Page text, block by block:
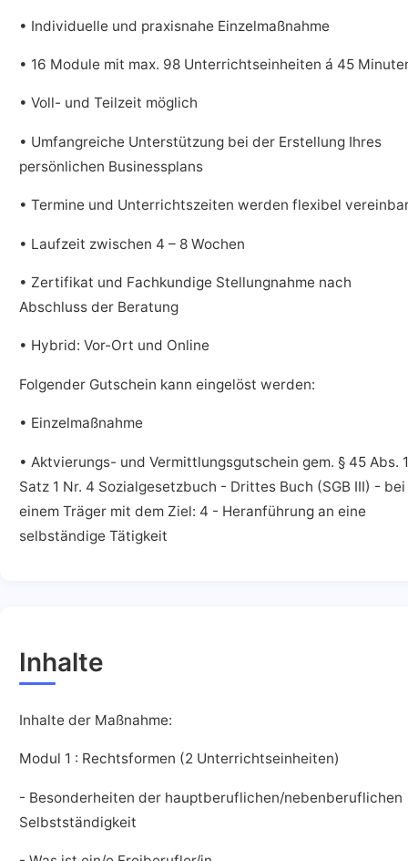
• Individuelle und praxisnahe Einzelmaßnahme
• 16 Module mit max. 98 Unterrichtseinheiten á 45
• Voll- und Teilzeit möglich
• Umfangreiche Unterstützung bei der Erstellung Ihres
persönlichen Businessplans
• Termine und Unterrichtszeiten werden flexibel
• Laufzeit zwischen 4 – 8 Wochen
• Zertifikat und Fachkundige Stellungnahme nach
Abschluss der Beratung
• Hybrid: Vor-Ort und Online
Folgender Gutschein kann eingelöst werden:
• Einzelmaßnahme
• Aktvierungs- und Vermittlungsgutschein gem. § 45 Abs. 1
Satz 1 Nr. 4 Sozialgesetzbuch - Drittes Buch (SGB III) - bei
einem Träger mit dem Ziel: 4 - Heranführung an eine
selbständige Tätigkeit
Inhalte
Inhalte der Maßnahme:
Modul 1 : Rechtsformen (2 Unterrichtseinheiten)
- Besonderheiten der hauptberuflichen/nebenberuflichen
Selbstständigkeit